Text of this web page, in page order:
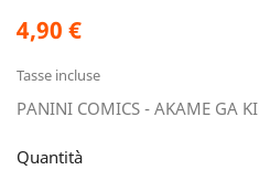
4,90 €
Tasse incluse
PANINI COMICS - AKAME GA
Quantità